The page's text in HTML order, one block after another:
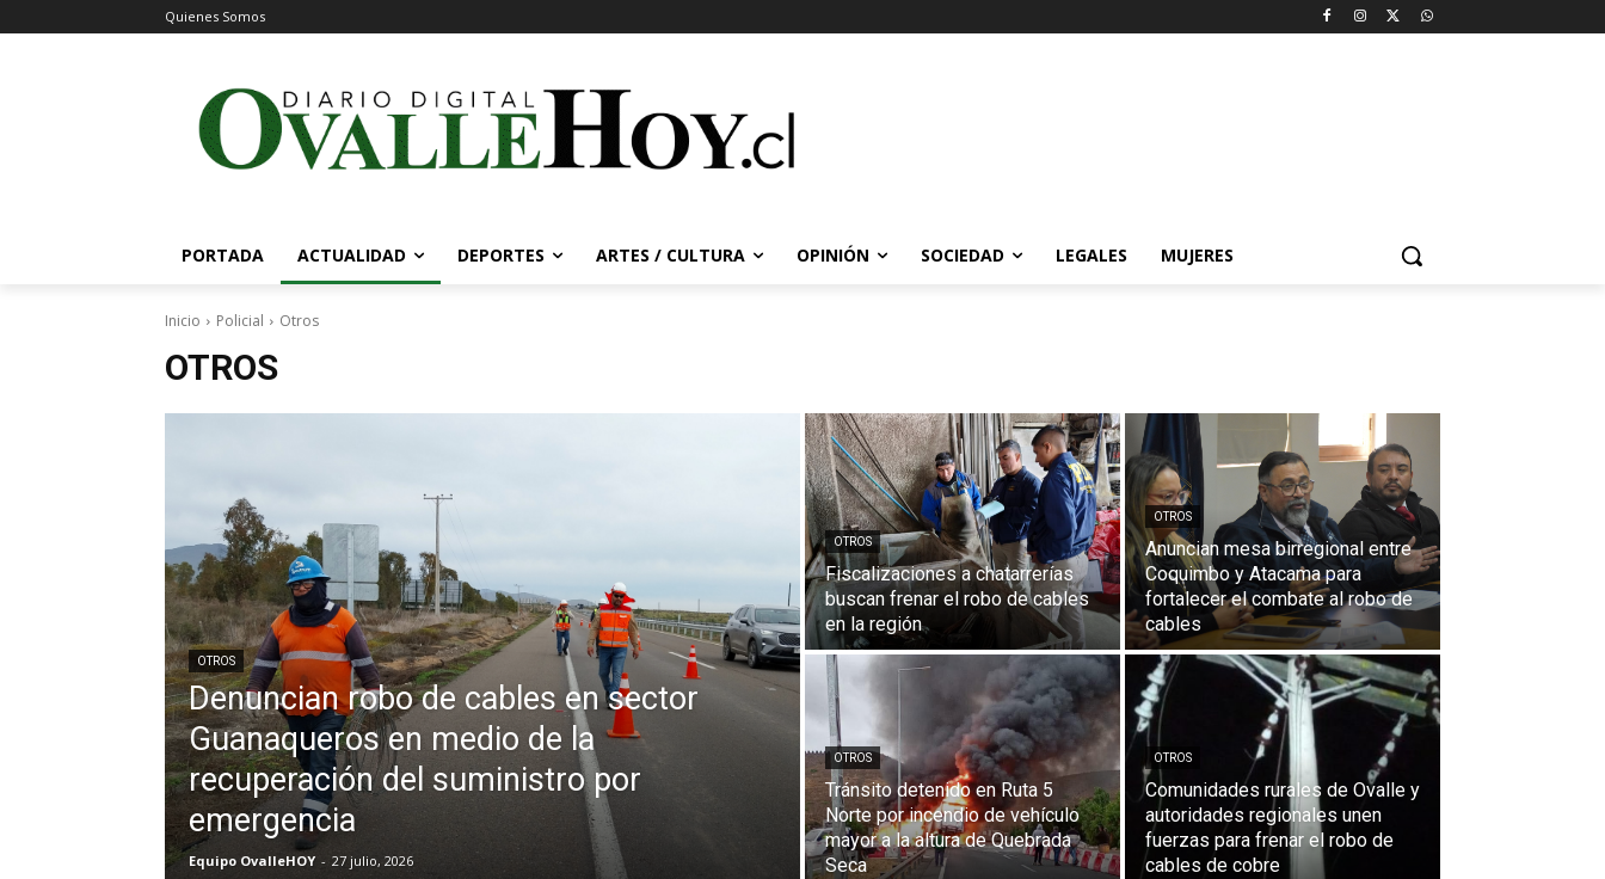
Quienes Somos
PORTADA ACTUALIDAD DEPORTES ARTES / CULTURA OPINIÓN SOCIEDAD LEGALES MUJERES
Inicio Policial Otros
OTROS
OTROS
Denuncian robo de cables en sector
Guanaqueros en medio de la
recuperación del suministro por
emergencia
Equipo OvalleHOY - 27 julio, 2026
OTROS
Fiscalizaciones a chatarrerías
buscan frenar el robo de cables
en la región
OTROS
Anuncian mesa birregional entre
Coquimbo y Atacama para
fortalecer el combate al robo de
cables
OTROS
Tránsito detenido en Ruta 5
Norte por incendio de vehículo
mayor a la altura de Quebrada
Seca
OTROS
Comunidades rurales de Ovalle y
autoridades regionales unen
fuerzas para frenar el robo de
cables de cobre